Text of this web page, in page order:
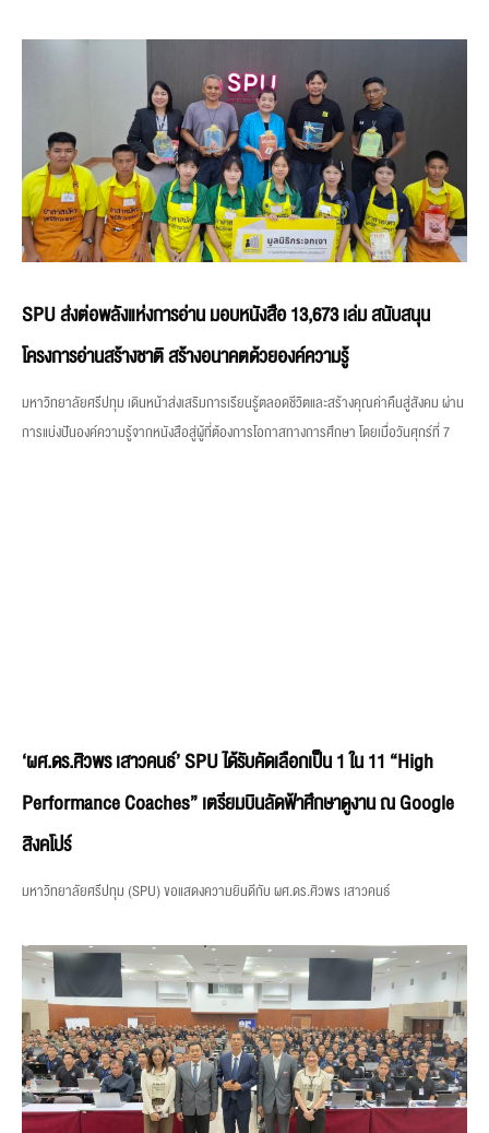
SPU ส่งต่อพลังแห่งการอ่าน มอบหนังสือ 13,673 เล่ม สนับสนุน
โครงการอ่านสร้างชาติ สร้างอนาคตด้วยองค์ความรู้
มหาวิทยาลัยศรีปทุม เดินหน้าส่งเสริมการเรียนรู้ตลอดชีวิตและสร้างคุณค่าคืนสู่สังคม ผ่าน
การแบ่งปันองค์ความรู้จากหนังสือสู่ผู้ที่ต้องการโอกาสทางการศึกษา โดยเมื่อวันศุกร์ที่ 7
‘ผศ.ดร.ศิวพร เสาวคนธ์’ SPU ได้รับคัดเลือกเป็น 1 ใน 11 “High
Performance Coaches” เตรียมบินลัดฟ้าศึกษาดูงาน ณ Google
สิงคโปร์
มหาวิทยาลัยศรีปทุม (SPU) ขอแสดงความยินดีกับ ผศ.ดร.ศิวพร เสาวคนธ์